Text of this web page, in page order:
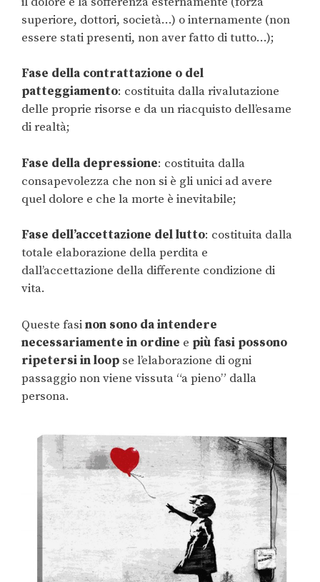
superiore, dottori, società…) o internamente (non
essere stati presenti, non aver fatto di tutto…);
Fase della contrattazione o del
patteggiamento: costituita dalla rivalutazione
delle proprie risorse e da un riacquisto dell’esame
di realtà;
Fase della depressione: costituita dalla
consapevolezza che non si è gli unici ad avere
quel dolore e che la morte è inevitabile;
Fase dell’accettazione del lutto: costituita dalla
totale elaborazione della perdita e
dall’accettazione della differente condizione di
vita.
Queste fasinon sono da intendere
necessariamente in ordine e più fasi possono
ripetersi in loop se l’elaborazione di ogni
passaggio non viene vissuta “a pieno” dalla
persona.